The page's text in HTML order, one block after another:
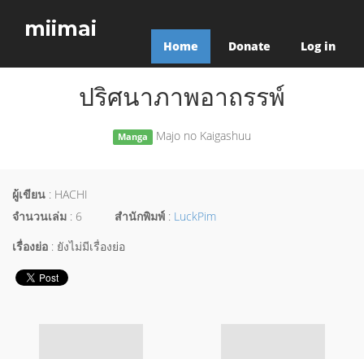
miimai
Home Donate Log in
ปริศนาภาพอาถรรพ์
Manga Majo no Kaigashuu
ผู้เขียน : HACHI
จำนวนเล่ม : 6 สำนักพิมพ์ : LuckPim
เรื่องย่อ : ยังไม่มีเรื่องย่อ